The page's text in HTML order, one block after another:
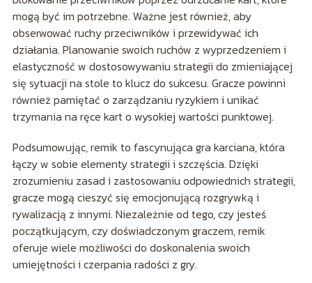
mogą być im potrzebne. Ważne jest również, aby
obserwować ruchy przeciwników i przewidywać ich
działania. Planowanie swoich ruchów z wyprzedzeniem i
elastyczność w dostosowywaniu strategii do zmieniającej
się sytuacji na stole to klucz do sukcesu. Gracze powinni
również pamiętać o zarządzaniu ryzykiem i unikać
trzymania na ręce kart o wysokiej wartości punktowej.
Podsumowując, remik to fascynująca gra karciana, która
łączy w sobie elementy strategii i szczęścia. Dzięki
zrozumieniu zasad i zastosowaniu odpowiednich strategii,
gracze mogą cieszyć się emocjonującą rozgrywką i
rywalizacją z innymi. Niezależnie od tego, czy jesteś
początkującym, czy doświadczonym graczem, remik
oferuje wiele możliwości do doskonalenia swoich
umiejętności i czerpania radości z gry.